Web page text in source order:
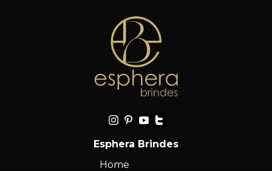
Esphera Brindes
Home